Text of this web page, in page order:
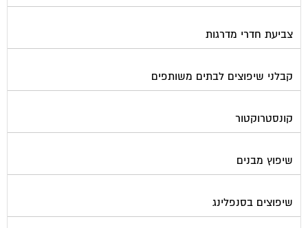
צביעת חדרי מדרגות
קבלני שיפוצים לבתים משותפים
קונסטרוקטור
שיפוץ מבנים
שיפוצים בסנפלינג